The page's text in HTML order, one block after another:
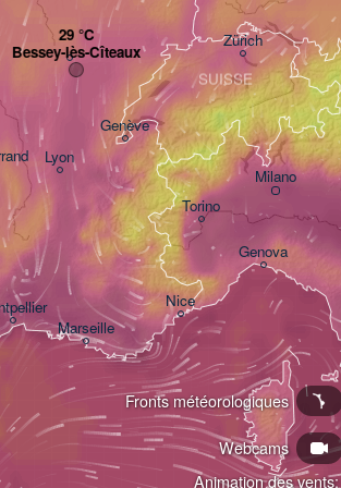
Animation des vents:
Webcams
Fronts météorologiques
Milano
Lyon
Marseille
Torino
Genova
Genève
Zürich
Nice
SUISSE
Bessey-lès-Cîteaux